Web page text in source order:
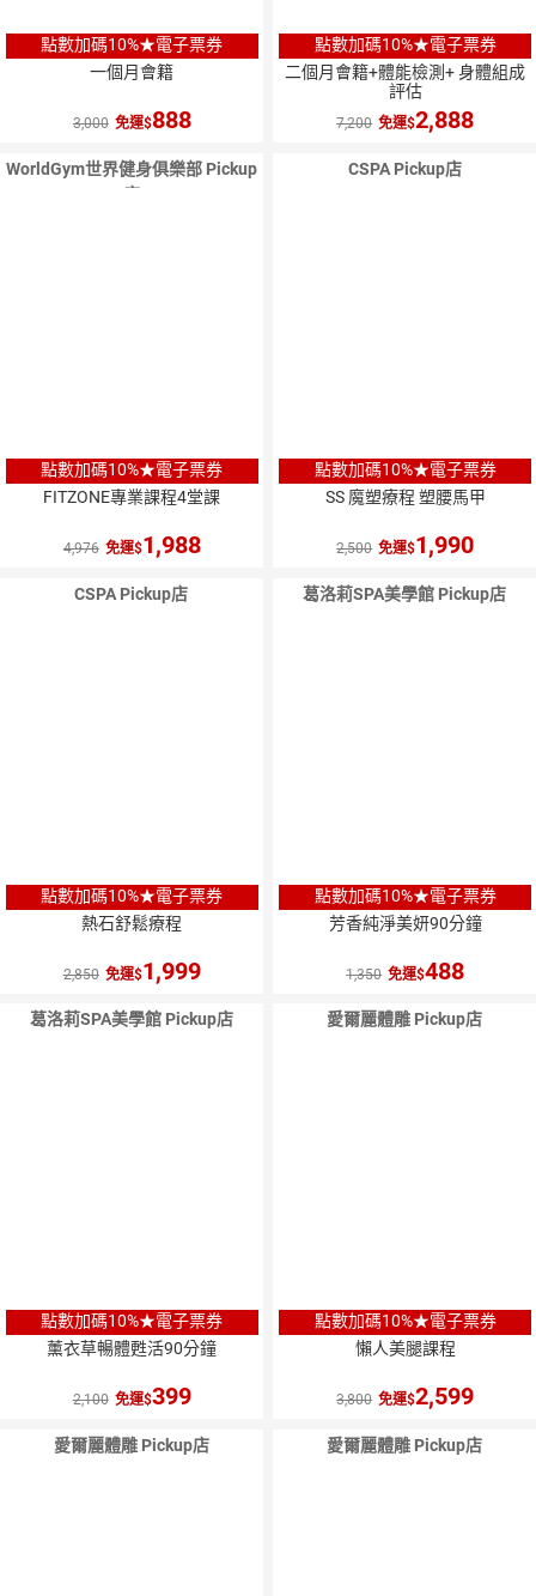
點數加碼10%★電子票券
一個月會籍
3,000 免運 888
點數加碼10%★電子票券
二個月會籍+體能檢測+ 身體組成
評估
7,200 免運 2,888
WorldGym世界健身俱樂部 Pickup
店
點數加碼10%★電子票券
FITZONE專業課程4堂課
4,976 免運 1,988
CSPA Pickup店
點數加碼10%★電子票券
SS 魔塑療程 塑腰馬甲
2,500 免運 1,990
CSPA Pickup店
點數加碼10%★電子票券
熱石舒鬆療程
2,850 免運 1,999
葛洛莉SPA美學館 Pickup店
點數加碼10%★電子票券
芳香純淨美妍90分鐘
1,350 免運 488
葛洛莉SPA美學館 Pickup店
點數加碼10%★電子票券
薰衣草暢體甦活90分鐘
2,100 免運 399
愛爾麗體雕 Pickup店
點數加碼10%★電子票券
懶人美腿課程
3,800 免運 2,599
愛爾麗體雕 Pickup店 愛爾麗體雕 Pickup店